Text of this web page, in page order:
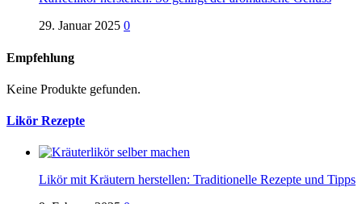
29. Januar 2025 0
Empfehlung
Keine Produkte gefunden.
Likör Rezepte
Likör mit Kräutern herstellen: Traditionelle Rezepte und Tipps